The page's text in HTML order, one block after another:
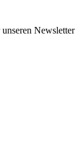
Newsletter